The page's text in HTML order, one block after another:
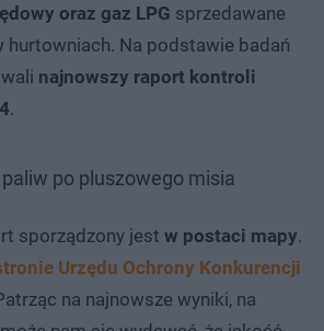
oraz gaz LPG sprzedawane
hurtowniach. Na podstawie badań
najnowszy raport kontroli
.
po pluszowego misia
sporządzony jest w postaci mapy.
Urzędu Ochrony Konkurencji
na najnowsze wyniki, na